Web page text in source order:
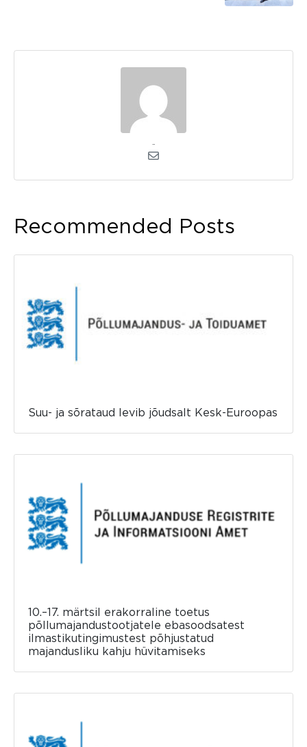
Recommended Posts
Suu- ja sõrataud levib jõudsalt Kesk-Euroopas
10.–17. märtsil erakorraline toetus
põllumajandustootjatele ebasoodsatest
ilmastikutingimustest põhjustatud
majandusliku kahju hüvitamiseks